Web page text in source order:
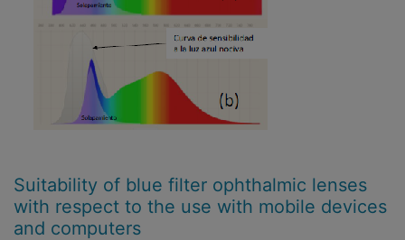
Suitability of blue filter ophthalmic lenses
with respect to the use with mobile devices
and computers